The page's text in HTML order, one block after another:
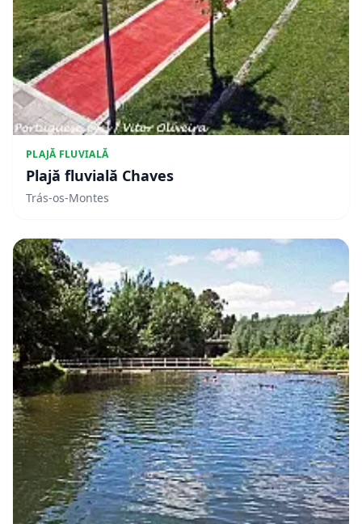
PLAJĂ FLUVIALĂ
Plajă fluvială Chaves
Trás-os-Montes